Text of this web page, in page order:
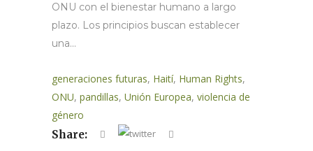
ONU con el bienestar humano a largo
plazo. Los principios buscan establecer
una...
generaciones futuras, Haití, Human Rights,
ONU, pandillas, Unión Europea, violencia de
género
Share: